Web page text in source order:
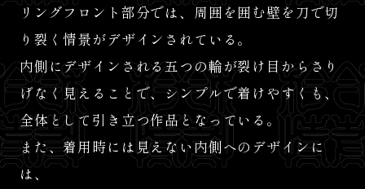
リングフロント部分では、周囲を囲む壁を刀で切
り裂く情景がデザインされている。
内側にデザインされる五つの輪が裂け目からさり
げなく見えることで、シンプルで着けやすくも、
全体として引き立つ作品となっている。
また、着用時には見えない内側へのデザインに
は、